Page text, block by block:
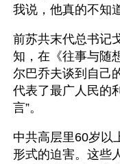
我说，他真的不知
前苏共末代总书记
知，在《往事与随
尔巴乔夫谈到自己
代表了最广人民的
言”。
中共高层里60岁以
形式的迫害。这些